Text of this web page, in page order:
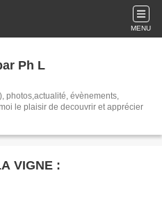
MENU
Ph L
photos,actualité, évènements,
le plaisir de decouvrir et apprécier
VIGNE :